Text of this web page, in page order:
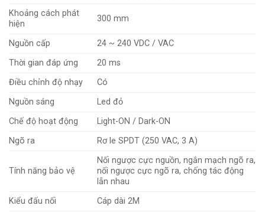
Khoảng cách phát
hiện
300 mm
Nguồn cấp
24 ~ 240 VDC / VAC
Thời gian đáp ứng
20 ms
Điều chỉnh độ nhạy
Có
Nguồn sáng
Led đỏ
Chế độ hoạt động
Light-ON / Dark-ON
Ngõ ra
Rơ le SPDT (250 VAC, 3 A)
Tính năng bảo vệ
Nối ngược cực nguồn, ngắn mạch ngõ ra,
nối ngược cực ngõ ra, chống tác động
lẫn nhau
Kiểu đấu nối
Cáp dài 2M